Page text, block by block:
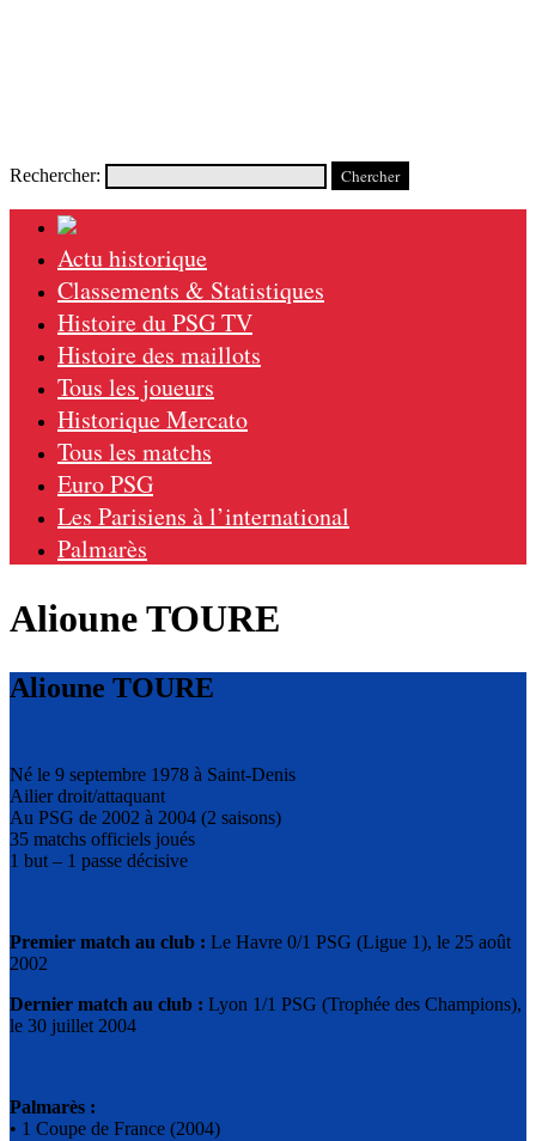
Rechercher:
Actu historique
Classements & Statistiques
Histoire du PSG TV
Histoire des maillots
Tous les joueurs
Historique Mercato
Tous les matchs
Euro PSG
Les Parisiens à l’international
Palmarès
Alioune TOURE
Alioune TOURE
Né le 9 septembre 1978 à Saint-Denis
Ailier droit/attaquant
Au PSG de 2002 à 2004 (2 saisons)
35 matchs officiels joués
1 but – 1 passe décisive
Premier match au club : Le Havre 0/1 PSG (Ligue 1), le 25 août
2002
Dernier match au club : Lyon 1/1 PSG (Trophée des Champions),
le 30 juillet 2004
Palmarès :
• 1 Coupe de France (2004)